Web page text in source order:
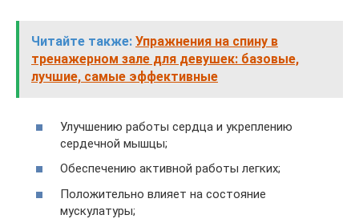
Читайте также: Упражнения на спину в
тренажерном зале для девушек: базовые,
лучшие, самые эффективные
Улучшению работы сердца и укреплению
сердечной мышцы;
Обеспечению активной работы легких;
Положительно влияет на состояние
мускулатуры;